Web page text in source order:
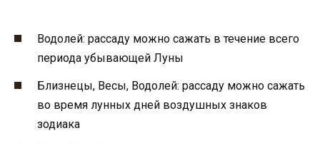
Водолей: рассаду можно сажать в течение всего
периода убывающей Луны
Близнецы, Весы, Водолей: рассаду можно сажать
во время лунных дней воздушных знаков
зодиака